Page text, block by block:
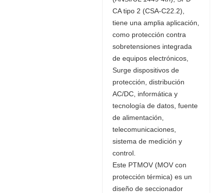
CA tipo 2 (CSA-C22.2),
tiene una amplia aplicación,
como protección contra
sobretensiones integrada
de equipos electrónicos,
Surge dispositivos de
protección, distribución
AC/DC, informática y
tecnología de datos, fuente
de alimentación,
telecomunicaciones,
sistema de medición y
control.
Este PTMOV (MOV con
protección térmica) es un
diseño de seccionador